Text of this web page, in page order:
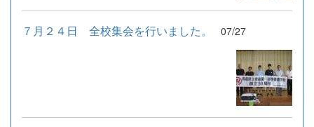
７月２４日 全校集会を行いました。 07/27